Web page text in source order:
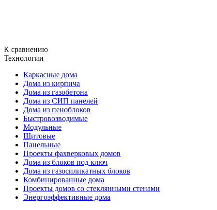
К сравнению
Технологии
Каркасные дома
Дома из кирпича
Дома из газобетона
Дома из СИП панелей
Дома из пеноблоков
Быстровозводимые
Модульные
Щитовые
Панельные
Проекты фахверковых домов
Дома из блоков под ключ
Дома из газосиликатных блоков
Комбинированные дома
Проекты домов со стеклянными стенами
Энергоэффективные дома